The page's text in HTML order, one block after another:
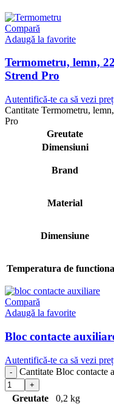
Compară
Adaugă la favorite
Termometru, lemn,
Strend Pro
Autentifică-te ca să vezi
Cantitate Termometru,
Pro
Greutate
Dimensiuni
Brand
Material
Dimensiune
Temperatura de
Compară
Adaugă la favorite
Bloc contacte
Autentifică-te ca să vezi
Cantitate Bloc
Greutate
0,2 kg